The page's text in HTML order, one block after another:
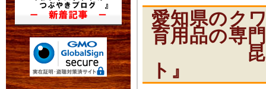
愛知県のク
育用品の専
昆虫シ
ト』